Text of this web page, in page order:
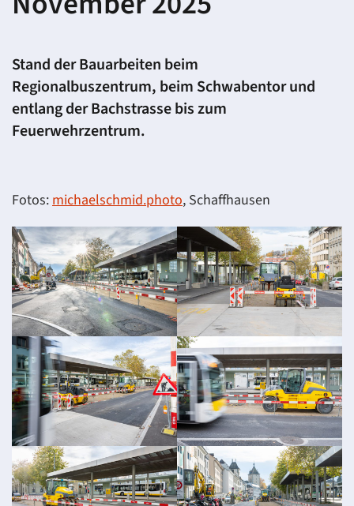
Stand der Bauarbeiten beim
Regionalbuszentrum, beim Schwabentor und
entlang der Bachstrasse bis zum
Feuerwehrzentrum.
Fotos: michaelschmid.photo, Schaffhausen